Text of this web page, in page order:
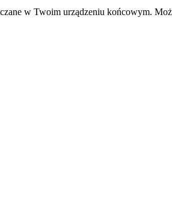
w Twoim urządzeniu końcowym.